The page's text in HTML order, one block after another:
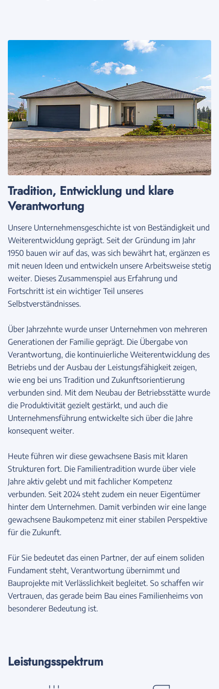
Tradition, Entwicklung und klare
Verantwortung
Unsere Unternehmensgeschichte ist von Beständigkeit und
Weiterentwicklung geprägt. Seit der Gründung im Jahr
1950 bauen wir auf das, was sich bewährt hat, ergänzen es
mit neuen Ideen und entwickeln unsere Arbeitsweise stetig
weiter. Dieses Zusammenspiel aus Erfahrung und
Fortschritt ist ein wichtiger Teil unseres
Selbstverständnisses.
Über Jahrzehnte wurde unser Unternehmen von mehreren
Generationen der Familie geprägt. Die Übergabe von
Verantwortung, die kontinuierliche Weiterentwicklung des
Betriebs und der Ausbau der Leistungsfähigkeit zeigen,
wie eng bei uns Tradition und Zukunftsorientierung
verbunden sind. Mit dem Neubau der Betriebsstätte wurde
die Produktivität gezielt gestärkt, und auch die
Unternehmensführung entwickelte sich über die Jahre
konsequent weiter.
Heute führen wir diese gewachsene Basis mit klaren
Strukturen fort. Die Familientradition wurde über viele
Jahre aktiv gelebt und mit fachlicher Kompetenz
verbunden. Seit 2024 steht zudem ein neuer Eigentümer
hinter dem Unternehmen. Damit verbinden wir eine lange
gewachsene Baukompetenz mit einer stabilen Perspektive
für die Zukunft.
Für Sie bedeutet das einen Partner, der auf einem soliden
Fundament steht, Verantwortung übernimmt und
Bauprojekte mit Verlässlichkeit begleitet. So schaffen wir
Vertrauen, das gerade beim Bau eines Familienheims von
besonderer Bedeutung ist.
Leistungsspektrum